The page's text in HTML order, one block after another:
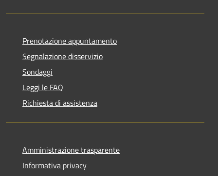
Prenotazione appuntamento
Segnalazione disservizio
Sondaggi
Leggi le FAQ
Richiesta di assistenza
Amministrazione trasparente
Informativa privacy